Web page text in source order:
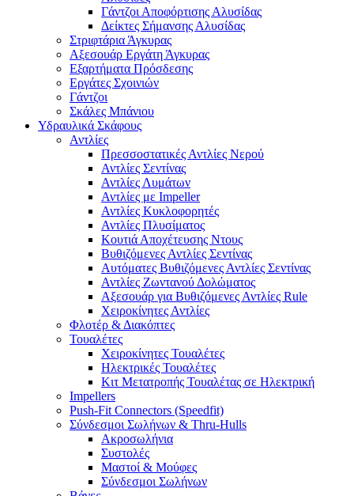
Γάντζοι Αποφόρτισης Αλυσίδας
Δείκτες Σήμανσης Αλυσίδας
Στριφτάρια Άγκυρας
Αξεσουάρ Εργάτη Άγκυρας
Εξαρτήματα Πρόσδεσης
Εργάτες Σχοινιών
Γάντζοι
Σκάλες Μπάνιου
Υδραυλικά Σκάφους
Αντλίες
Πρεσσοστατικές Αντλίες Νερού
Αντλίες Σεντίνας
Αντλίες Λυμάτων
Αντλίες με Impeller
Αντλίες Κυκλοφορητές
Αντλίες Πλυσίματος
Κουτιά Αποχέτευσης Ντους
Βυθιζόμενες Αντλίες Σεντίνας
Αυτόματες Βυθιζόμενες Αντλίες Σεντίνας
Αντλίες Ζωντανού Δολώματος
Αξεσουάρ για Βυθιζόμενες Αντλίες Rule
Χειροκίνητες Αντλίες
Φλοτέρ & Διακόπτες
Τουαλέτες
Χειροκίνητες Τουαλέτες
Ηλεκτρικές Τουαλέτες
Κιτ Μετατροπής Τουαλέτας σε Ηλεκτρική
Impellers
Push-Fit Connectors (Speedfit)
Σύνδεσμοι Σωλήνων & Thru-Hulls
Ακροσωλήνια
Συστολές
Μαστοί & Μούφες
Σύνδεσμοι Σωλήνων